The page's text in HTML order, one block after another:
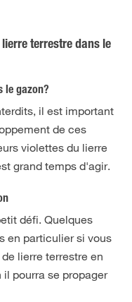
terrestre dans le
le gazon?
il est important
de ces
violettes du lierre
grand temps d'agir.
défi. Quelques
en particulier si vous
lierre terrestre en
pourra se propager